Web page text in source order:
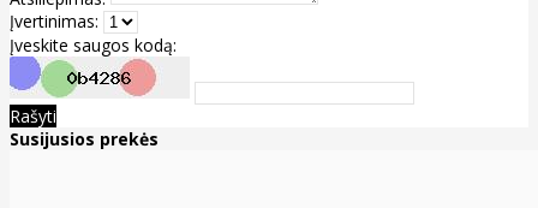
Įvertinimas:
Įveskite saugos kodą:
Rašyti
Susijusios prekės